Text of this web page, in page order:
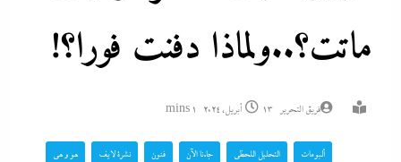
ماتت؟..ولماذا دفنت فورا؟!
فريق التحرير 13 أبريل، 2024 1 mins
ألبومات التحليل اللحظي جاءنا الآن فنون نشرة لايف هو و هي